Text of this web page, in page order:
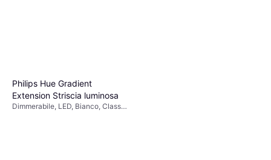
Philips Hue Gradient
Extension Striscia luminosa
Dimmerabile, LED, Bianco, Classe